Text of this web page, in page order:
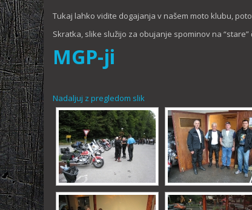
Tukaj lahko vidite dogajanja v našem moto klubu,
Skratka, slike služijo za obujanje spominov na “stare”
MGP-ji
Nadaljuj z pregledom slik